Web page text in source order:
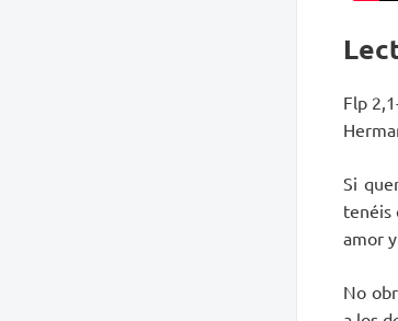
Flp
Si
tenéis
amor
No